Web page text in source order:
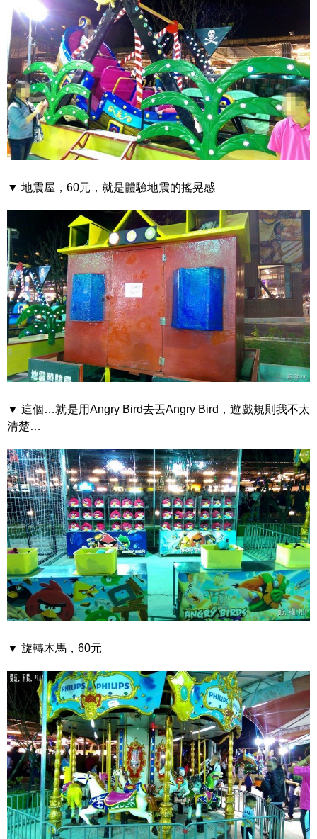
▼ 地震屋，60元，就是體驗地震的搖晃感
▼ 這個…就是用Angry Bird去丟Angry Bird，遊戲規則我不太
清楚…
▼ 旋轉木馬，60元